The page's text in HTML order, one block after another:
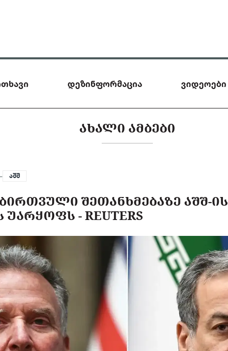
დეზინფორმაცია ვიდეოები
ᲐᲮᲐᲚᲘ ᲐᲛᲑᲔᲑᲘ
აშშ
ᲨᲔᲗᲐᲜᲮᲛᲔᲑᲐᲖᲔ ᲐᲨᲨ-ᲘᲡ
- REUTERS